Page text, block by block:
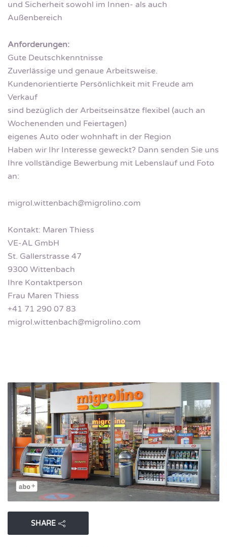
und Sicherheit sowohl im Innen- als auch
Außenbereich
Anforderungen:
Gute Deutschkenntnisse
Zuverlässige und genaue Arbeitsweise.
Kundenorientierte Persönlichkeit mit Freude am
Verkauf
sind bezüglich der Arbeitseinsätze flexibel (auch an
Wochenenden und Feiertagen)
eigenes Auto oder wohnhaft in der Region
Haben wir Ihr Interesse geweckt? Dann senden Sie uns
Ihre vollständige Bewerbung mit Lebenslauf und Foto
an:
migrol.wittenbach@migrolino.com
Kontakt: Maren Thiess
VE-AL GmbH
St. Gallerstrasse 47
9300 Wittenbach
Ihre Kontaktperson
Frau Maren Thiess
+41 71 290 07 83
migrol.wittenbach@migrolino.com
SHARE